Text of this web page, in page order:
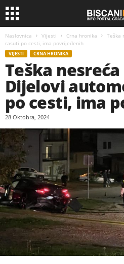
Naslovnica Vijesti Crna hronika
Teška
rasuti po cesti, ima povrijeđenih
VIJESTI CRNA HRONIKA
Teška
Dijelovi
po cesti, ima
28 Oktobra, 2024